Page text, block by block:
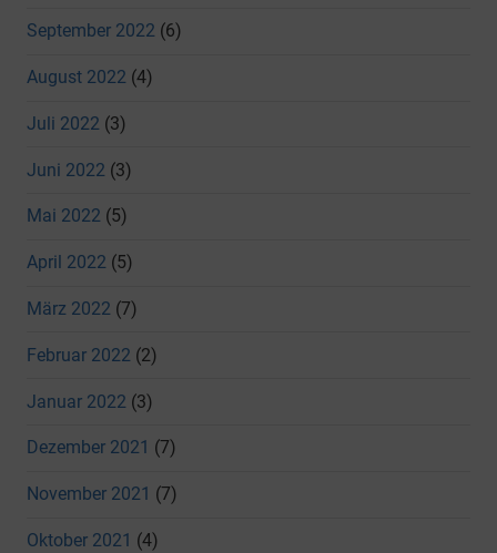
September 2022 (6)
August 2022 (4)
Juli 2022 (3)
Juni 2022 (3)
Mai 2022 (5)
April 2022 (5)
März 2022 (7)
Februar 2022 (2)
Januar 2022 (3)
Dezember 2021 (7)
November 2021 (7)
Oktober 2021 (4)